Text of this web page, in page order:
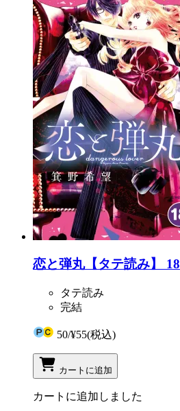
恋と弾丸【タテ読み】 18
タテ読み
完結
50/¥55(税込)
カートに追加
カートに追加しました